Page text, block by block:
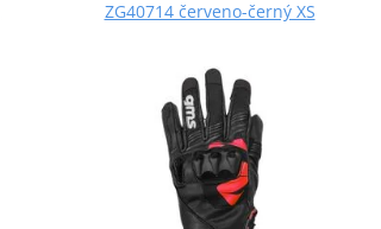
ZG40714 červeno-černý XS